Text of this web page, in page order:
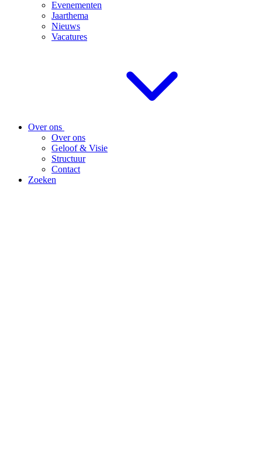
Evenementen
Jaarthema
Nieuws
Vacatures
Over ons
Over ons
Geloof & Visie
Structuur
Contact
Zoeken